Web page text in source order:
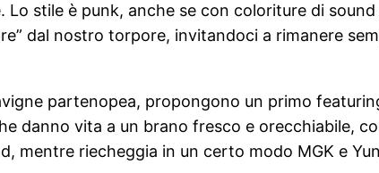
stile è punk, anche se con coloriture di sound
dal nostro torpore, invitandoci a rimanere
partenopea, propongono un primo
danno vita a un brano fresco e orecchiabile,
mentre riecheggia in un certo modo MGK e